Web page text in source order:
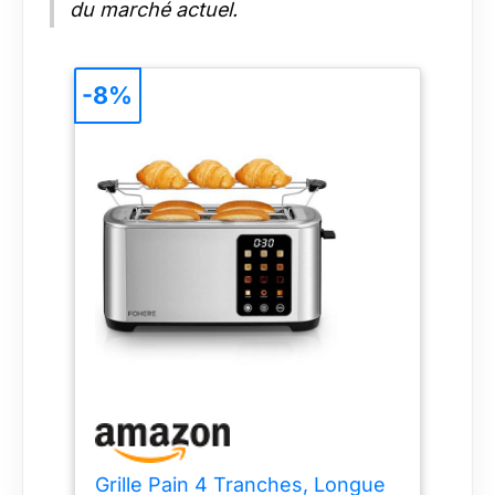
du marché actuel.
Grille Pain 4 Tranches, Longue
-8%